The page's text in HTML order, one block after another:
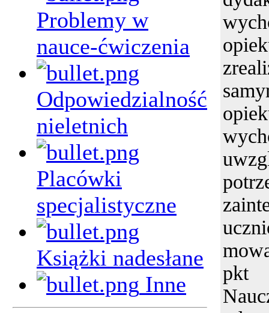
Problemy w
nauce-ćwiczenia
Odpowiedzialność
nieletnich
Placówki
specjalistyczne
Książki nadesłane
Inne